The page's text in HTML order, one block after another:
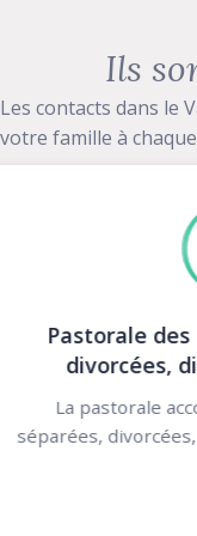
Ils
Les contacts dans le
votre famille à
JE
Ce site
aider les